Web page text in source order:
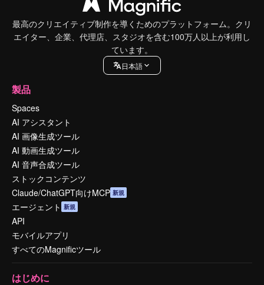
最高のクリエイティブ制作を導くためのプラットフォーム。クリ
エイター、企業、代理店、スタジオを含む100万人以上が利用し
ています。
日本語
製品
Spaces
AI アシスタント
AI 画像生成ツール
AI 動画生成ツール
AI 音声合成ツール
ストックコンテンツ
Claude/ChatGPT向けMCP 新規
エージェント 新規
API
モバイルアプリ
すべてのMagnificツール
はじめに